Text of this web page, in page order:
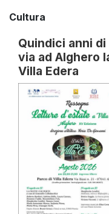
Cultura
Quindici anni
via ad Alghero
Villa Edera